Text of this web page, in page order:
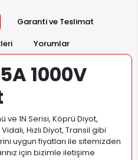
Garanti ve Teslimat
Yorumlar
1000V
ve 1N Serisi, Köprü Diyot,
Hızlı Diyot, Transil gibi
uygun fiyatları ile sitemizden
için bizimle iletişime